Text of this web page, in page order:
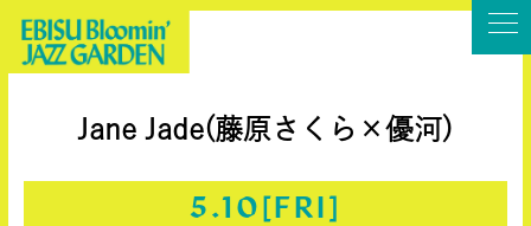
Jane Jade(藤原さくら×優河)
5.10[FRI]